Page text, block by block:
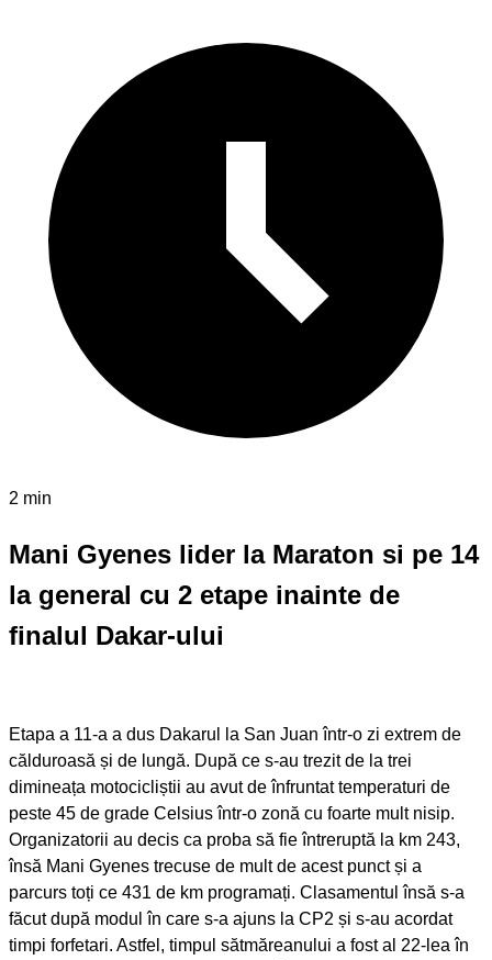
2 min
Mani Gyenes lider la Maraton si pe 14
la general cu 2 etape inainte de
finalul Dakar-ului
Etapa a 11-a a dus Dakarul la San Juan într-o zi extrem de
călduroasă și de lungă. După ce s-au trezit de la trei
dimineața motocicliștii au avut de înfruntat temperaturi de
peste 45 de grade Celsius într-o zonă cu foarte mult nisip.
Organizatorii au decis ca proba să fie întreruptă la km 243,
însă Mani Gyenes trecuse de mult de acest punct și a
parcurs toți ce 431 de km programați. Clasamentul însă s-a
făcut după modul în care s-a ajuns la CP2 și s-au acordat
timpi forfetari. Astfel, timpul sătmăreanului a fost al 22-lea în